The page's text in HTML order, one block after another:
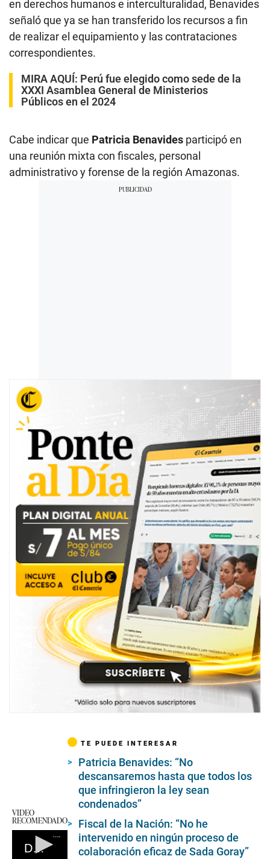
en derechos humanos e interculturalidad, Benavides
señaló que ya se han transferido los recursos a fin
de realizar el equipamiento y las contrataciones
correspondientes.
MIRA AQUÍ: Perú fue elegido como sede de la
XXXI Asamblea General de Ministerios
Públicos en el 2024
Cabe indicar que Patricia Benavides participó en
una reunión mixta con fiscales, personal
administrativo y forense de la región Amazonas.
VIDEO
RECOMENDADO
Declaraciones de Alberto Otárola
TE PUEDE INTERESAR
Patricia Benavides: “No
descansaremos hasta que todos los
que infringieron la ley sean
condenados”
Fiscal de la Nación: “No he
intervenido en ningún proceso de
colaboración eficaz de Sada Goray”